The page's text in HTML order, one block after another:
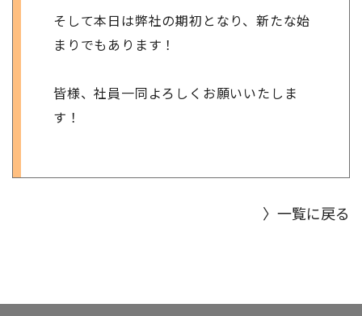
そして本日は弊社の期初となり、新たな始
まりでもあります！
皆様、社員一同よろしくお願いいたしま
す！
〉一覧に戻る